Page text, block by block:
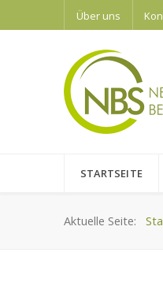
Über uns
STARTSEITE
Aktuelle Seite: